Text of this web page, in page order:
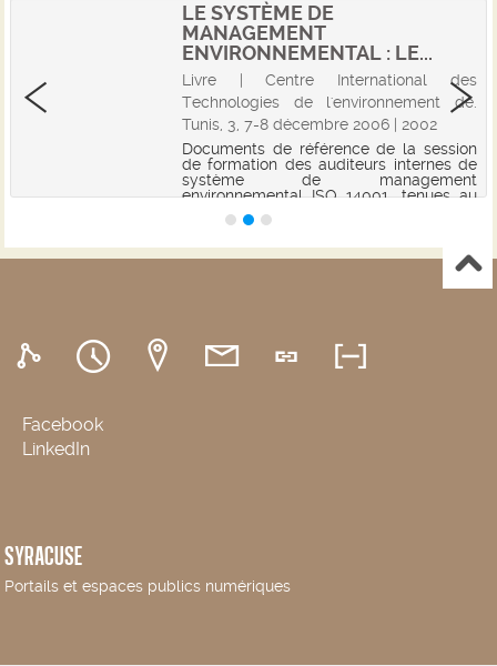
LE SYSTÈME DE
MANAGEMENT
ENVIRONNEMENTAL : LE...
Livre | Centre International des
Technologies de l'environnement de.
Tunis, 3, 7-8 décembre 2006 | 2002
Documents de référence de la session
de formation des auditeurs internes de
système de management
environnemental ISO 14001, tenues au
Centre International des Technologies
de l'Environnement de Tunis (CITET),
Facebook
LinkedIn
SYRACUSE
Portails et espaces publics numériques